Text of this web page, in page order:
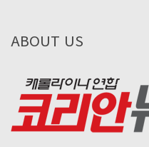
ABOUT US